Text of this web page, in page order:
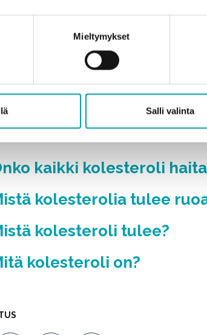
Mieltymykset
Salli valinta
oireet kertovat
kolesteroliarvot
ruokavalio on tärkeä
kaikki kolesteroli
kolesterolia tulee
kolesteroli tulee?
kolesteroli on?